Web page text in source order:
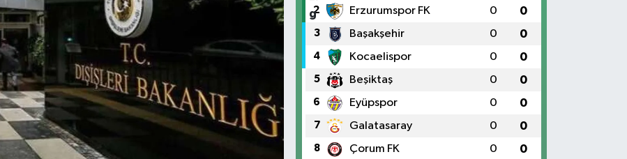
2 Erzurumspor FK 0 0
3 Başakşehir 0 0
4 Kocaelispor 0 0
5 Beşiktaş 0 0
6 Eyüpspor 0 0
7 Galatasaray 0 0
8 Çorum FK 0 0